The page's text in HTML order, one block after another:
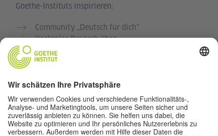
Goethe-Instituts inspirieren:
Community „Deutsch für dich“
Kostenlos Deutsch üben
Deutschkurse des Goethe-Instituts
Lehrkräfteportal „Deutschstunde“
Datenschutz und Barrierefreiheit
Diese Website soll für möglichst viele Menschen